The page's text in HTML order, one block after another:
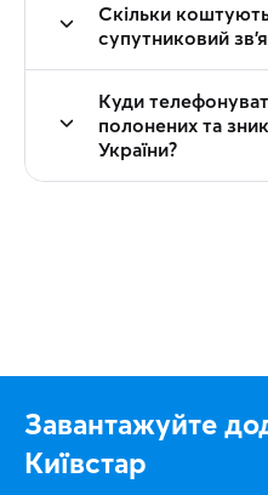
Скільки
супутниковий
Куди
полонених та
України?
Завантажуйте
Київстар